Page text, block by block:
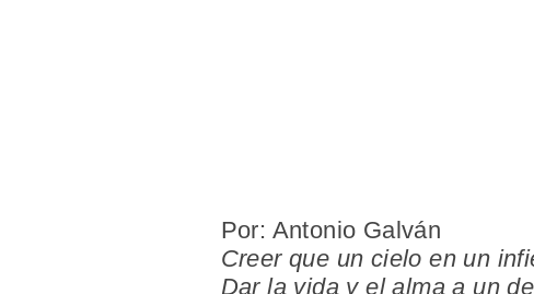
Por: Antonio Galván
Creer que un cielo en un
Dar la vida y el alma a un